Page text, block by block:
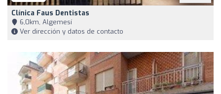
Clínica Faus Dentistas
6,0km, Algemesí
Ver dirección y datos de contacto